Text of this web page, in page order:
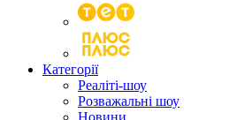
Категорії
Реаліті-шоу
Розважальні шоу
Новини